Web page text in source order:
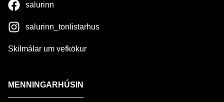
salurinn
salurinn_tonlistarhus
Skilmálar um vefkökur
MENNINGARHÚSIN